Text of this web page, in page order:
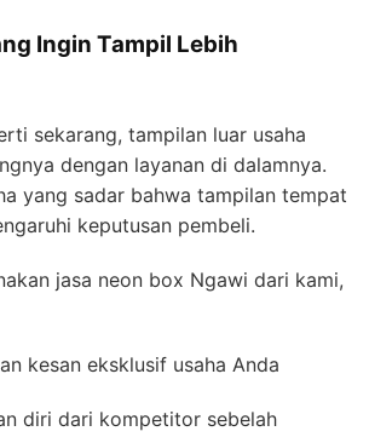
Ingin Tampil Lebih
sekarang, tampilan luar usaha
dengan layanan di dalamnya.
yang sadar bahwa tampilan tempat
keputusan pembeli.
jasa neon box Ngawi dari kami,
kesan eksklusif usaha Anda
diri dari kompetitor sebelah